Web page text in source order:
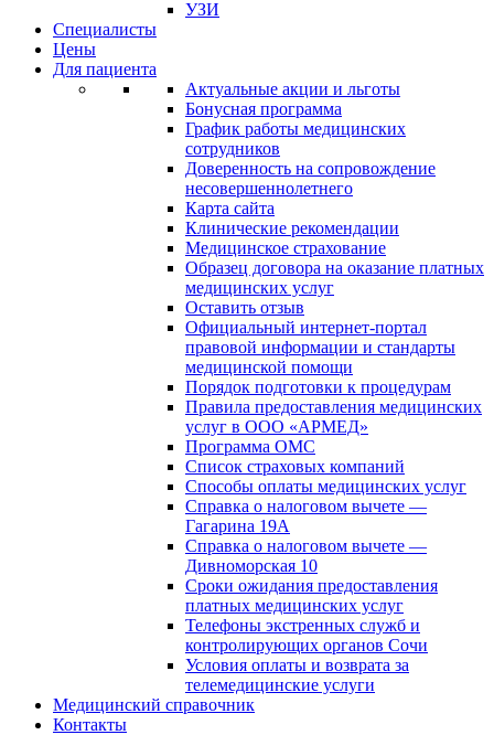
УЗИ
Специалисты
Цены
Для пациента
Актуальные акции и льготы
Бонусная программа
График работы медицинских
сотрудников
Доверенность на сопровождение
несовершеннолетнего
Карта сайта
Клинические рекомендации
Медицинское страхование
Образец договора на оказание платных
медицинских услуг
Оставить отзыв
Официальный интернет-портал
правовой информации и стандарты
медицинской помощи
Порядок подготовки к процедурам
Правила предоставления медицинских
услуг в ООО «АРМЕД»
Программа ОМС
Список страховых компаний
Способы оплаты медицинских услуг
Справка о налоговом вычете —
Гагарина 19А
Справка о налоговом вычете —
Дивноморская 10
Сроки ожидания предоставления
платных медицинских услуг
Телефоны экстренных служб и
контролирующих органов Сочи
Условия оплаты и возврата за
телемедицинские услуги
Медицинский справочник
Контакты